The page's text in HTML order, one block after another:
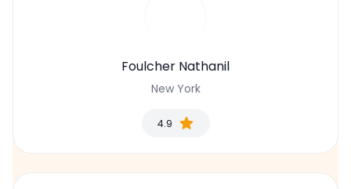
Foulcher Nathanil
New York
4.9